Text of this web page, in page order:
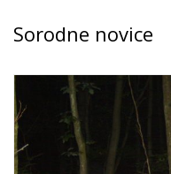
Sorodne novice